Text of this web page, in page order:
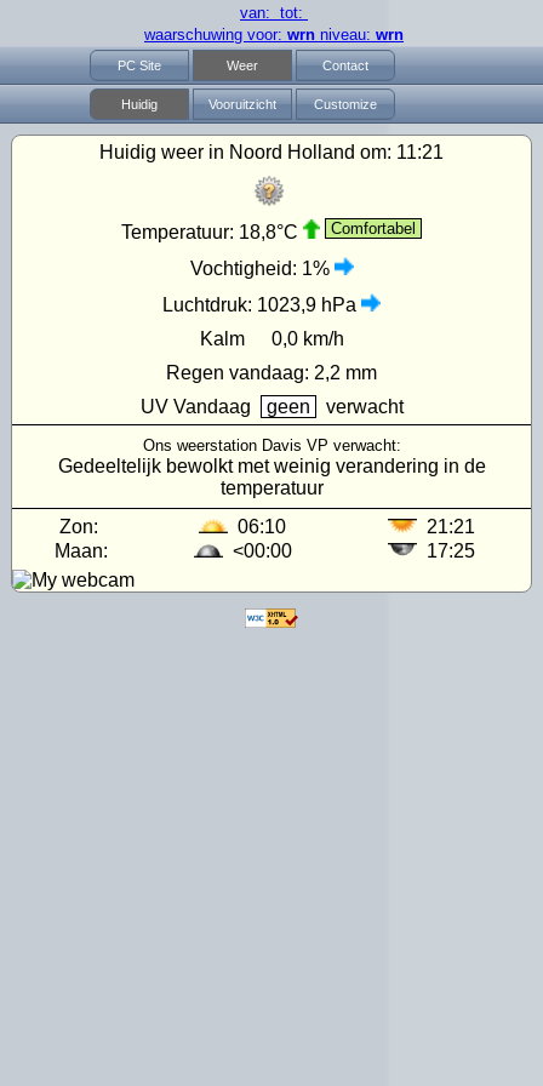
van: tot:
waarschuwing voor: wrn niveau: wrn
PC Site Weer Contact
Huidig Vooruitzicht Customize
Huidig weer in Noord Holland om: 11:21
Temperatuur: 18,8°C Comfortabel
Vochtigheid: 1%
Luchtdruk: 1023,9 hPa
Kalm
0,0 km/h
Regen vandaag: 2,2 mm
UV Vandaag geen verwacht
Ons weerstation Davis VP verwacht:
Gedeeltelijk bewolkt met weinig verandering in de
temperatuur
Zon:
06:10
21:21
Maan:
<00:00 17:25